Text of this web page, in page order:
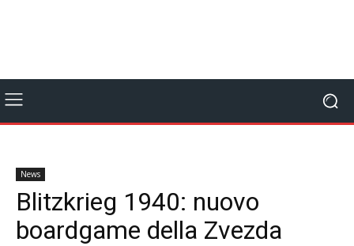
News
Blitzkrieg 1940: nuovo
boardgame della Zvezda